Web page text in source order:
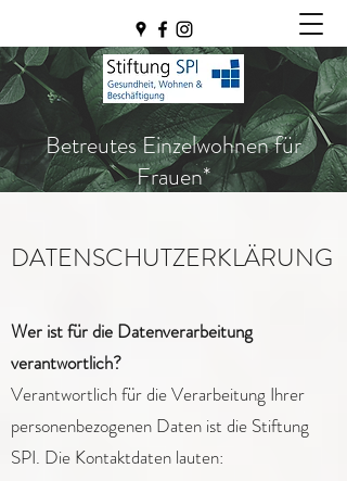
Betreutes Einzelwohnen für
Frauen*
DATENSCHUTZERKLÄRUNG
Wer ist für die Datenverarbeitung
verantwortlich?
Verantwortlich für die Verarbeitung Ihrer
personenbezogenen Daten ist die Stiftung
SPI. Die Kontaktdaten lauten: